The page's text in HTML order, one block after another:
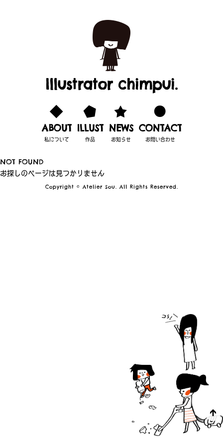
Illustrator chimpui.
ABOUT
私について
ILLUST
作品
NEWS
お知らせ
CONTACT
お問い合わせ
NOT FOUND
お探しのページは見つかりません
Copyright © Atelier Sou. All Rights Reserved.